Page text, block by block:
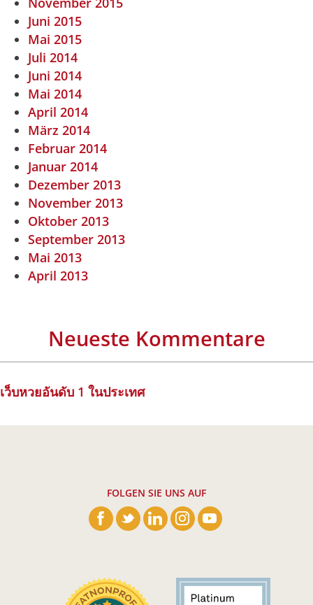
Juni 2015
Mai 2015
Juli 2014
Juni 2014
Mai 2014
April 2014
März 2014
Februar 2014
Januar 2014
Dezember 2013
November 2013
Oktober 2013
September 2013
Mai 2013
April 2013
Neueste Kommentare
เว็บหวยอันดับ 1 ในประเทศ
FOLGEN SIE UNS AUF